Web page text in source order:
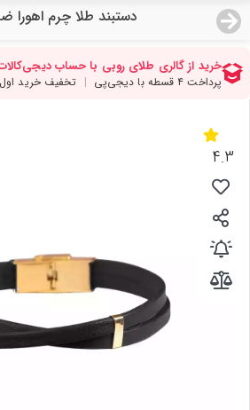
دستبند طلا چرم اهورا
منو
صفحه اصلی
دسته بندی محصولات
نمایندگی ها
مجله روبی
درباره ما
اعطای نمایندگی
4.3